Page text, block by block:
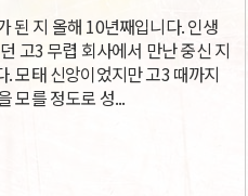
된 지 올해 10년째입니다. 인생
고3 무렵 회사에서 만난 중신 지
모태 신앙이었지만 고3 때까지
모를 정도로 성...